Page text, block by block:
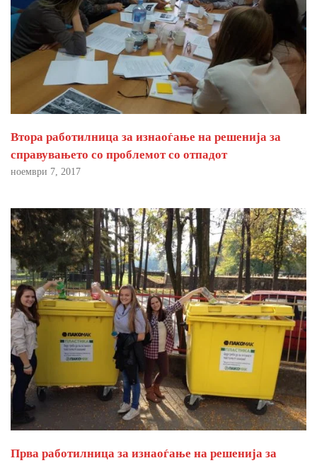
Втора работилница за изнаоѓање на решенија за
справувањето со проблемот со отпадот
ноември 7, 2017
Прва работилница за изнаоѓање на решенија за